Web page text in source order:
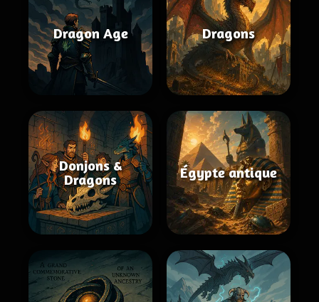
Dragon Age Dragons
Donjons &
Dragons
Égypte antique